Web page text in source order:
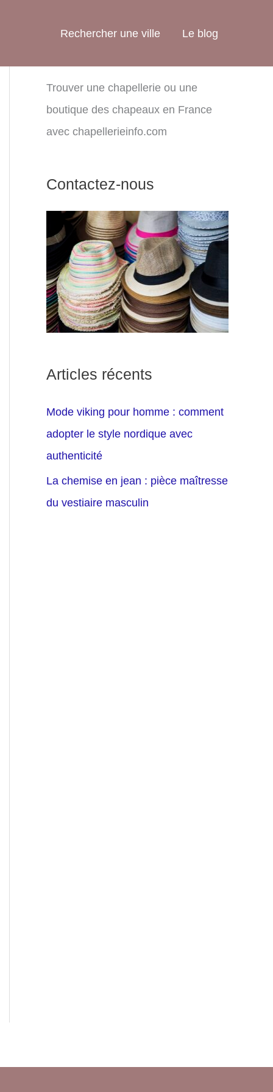
Rechercher une ville Le blog
Trouver une chapellerie ou une
boutique des chapeaux en France
avec chapellerieinfo.com
Contactez-nous
Articles récents
Mode viking pour homme : comment
adopter le style nordique avec
authenticité
La chemise en jean : pièce maîtresse
du vestiaire masculin